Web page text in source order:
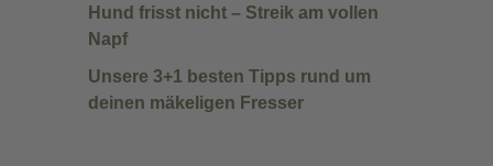
Hund frisst nicht – Streik am vollen
Napf
Unsere 3+1 besten Tipps rund um
deinen mäkeligen Fresser